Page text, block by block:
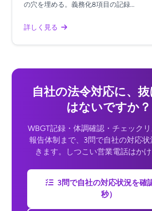
の穴を埋める。義務化8項目の記録...
詳しく見る
自社の法令対応に、
はないですか？
WBGT記録・体調確認・チェック
報告体制まで、3問で自社の対応
きます。しつこい営業電話はかけ
3問で自社の対応状況を確
秒）